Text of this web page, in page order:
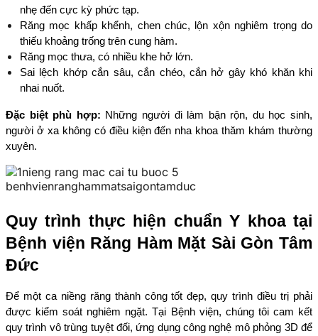
nhẹ đến cực kỳ phức tạp.
Răng mọc khấp khểnh, chen chúc, lộn xộn nghiêm trọng do
thiếu khoảng trống trên cung hàm.
Răng mọc thưa, có nhiều khe hở lớn.
Sai lệch khớp cắn sâu, cắn chéo, cắn hở gây khó khăn khi
nhai nuốt.
Đặc biệt phù hợp: Những người đi làm bận rộn, du học sinh,
người ở xa không có điều kiện đến nha khoa thăm khám thường
xuyên.
Quy trình thực hiện chuẩn Y khoa tại
Bệnh viện Răng Hàm Mặt Sài Gòn Tâm
Đức
Để một ca niềng răng thành công tốt đẹp, quy trình điều trị phải
được kiểm soát nghiêm ngặt. Tại Bệnh viện, chúng tôi cam kết
quy trình vô trùng tuyệt đối, ứng dụng công nghệ mô phỏng 3D để